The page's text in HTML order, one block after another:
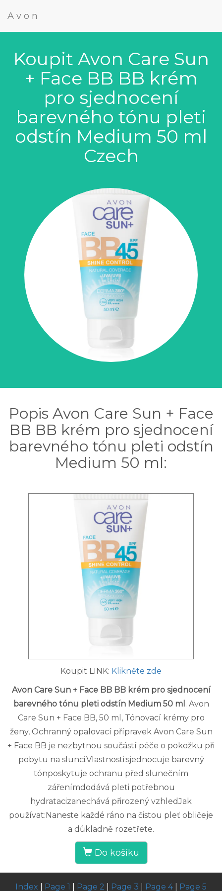
Avon
Koupit Avon Care Sun
+ Face BB BB krém
pro sjednocení
barevného tónu pleti
odstín Medium 50 ml
Czech
Popis Avon Care Sun + Face
BB BB krém pro sjednocení
barevného tónu pleti odstín
Medium 50 ml:
Koupit LINK: Klikněte zde
Avon Care Sun + Face BB BB krém pro sjednocení
barevného tónu pleti odstín Medium 50 ml . Avon
Care Sun + Face BB, 50 ml, Tónovací krémy pro
ženy, Ochranný opalovací přípravek Avon Care Sun
+ Face BB je nezbytnou součástí péče o pokožku při
pobytu na slunci.Vlastnosti:sjednocuje barevný
tónposkytuje ochranu před slunečním
zářenímdodává pleti potřebnou
hydratacizanechává přirozený vzhledJak
používat:Naneste každé ráno na čistou pleť obličeje
a důkladně rozetřete.
Do košíku
Index Page 1 Page 2 Page 3 Page 4| Page 5